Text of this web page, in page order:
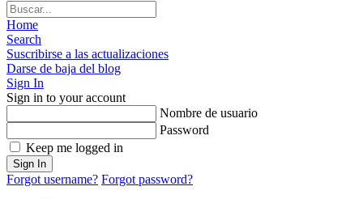
Home
Search
Suscribirse a las actualizaciones
Darse de baja del blog
Sign In
Sign in to your account
Nombre de usuario
Password
Keep me logged in
Sign In
Forgot username? Forgot password?